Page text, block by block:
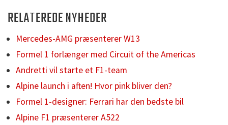
RELATEREDE NYHEDER
Mercedes-AMG præsenterer W13
Formel 1 forlænger med Circuit of the Americas
Andretti vil starte et F1-team
Alpine launch i aften! Hvor pink bliver den?
Formel 1-designer: Ferrari har den bedste bil
Alpine F1 præsenterer A522